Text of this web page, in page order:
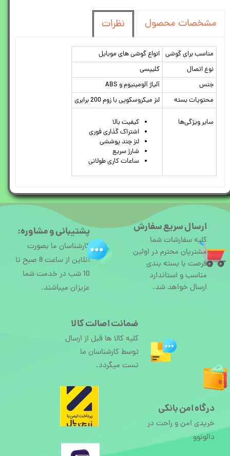
مشخصات محصول نظرات
مناسب برای گوشی انواع گوشی های موبایل
نوع اتصال
کلیپسی
جنس
آلیاژ آلومینیوم و ABS
محتویات بسته
لنز میکروسکوپی با زوم 200 برابری
سایر ویژگی‌ها
کیفیت بالا
اشتراک گذاری فوری
لنز چند پوششی
شارژ سریع
ساعات کاری طولانی
ارسال سریع سفارش
کلیه سفارشات شما
مشتریان محترم در اولین
فرصت با بسته بندی
مناسب و استاندارد
ارسال خواهد شد.
درگاه امن بانکی
خریدی امن و راحت در
دالونوو
پشتیبانی و مشاوره:
کارشناسان ما بصورت
آنلاین از ساعت 8 صبح تا
10 شب در خدمت شما
عزیزان میباشند.
ضمانت اصالت کالا
کلیه کالا ها قبل از ارسال
توسط کارشناسان ما
تست میگردد.